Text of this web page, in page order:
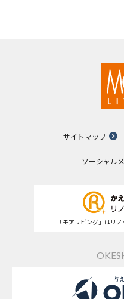
サイトマップ
ソーシャル
「モアリビング」はリ